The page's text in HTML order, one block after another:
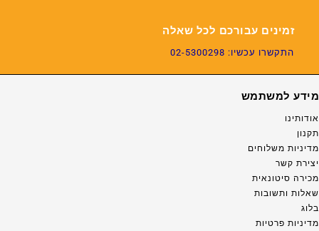
זמינים עבורכם לכל שאלה
התקשרו עכשיו: 02-5300298
מידע למשתמש
אודותינו
תקנון
מדיניות משלוחים
יצירת קשר
מכירה סיטונאית
שאלות ותשובות
בלוג
מדיניות פרטיות